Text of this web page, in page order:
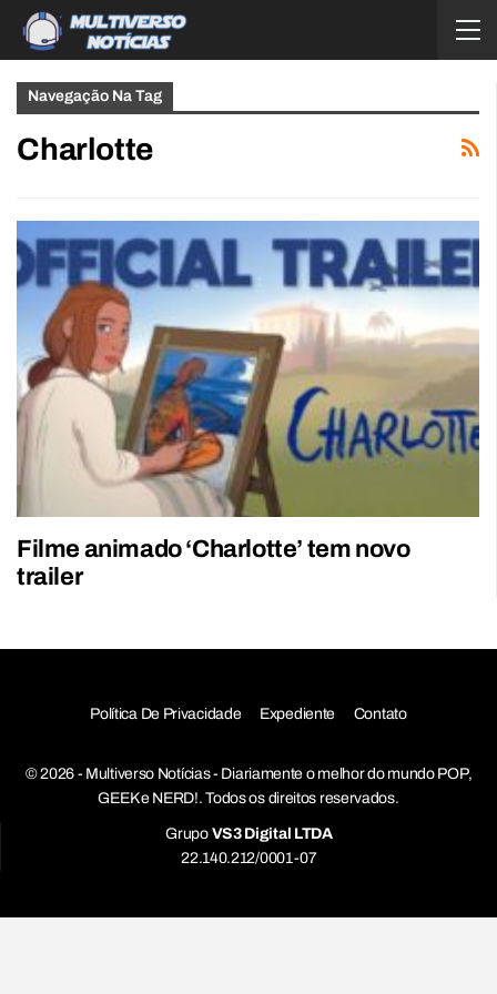
Navegação Na Tag
Charlotte
Filme animado ‘Charlotte’ tem novo
trailer
Política De Privacidade Expediente Contato
© 2026 - Multiverso Notícias - Diariamente o melhor do mundo POP,
GEEK e NERD!. Todos os direitos reservados.
Grupo VS3 Digital LTDA
22.140.212/0001-07